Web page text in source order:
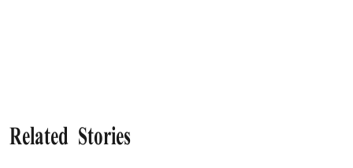
Related Stories